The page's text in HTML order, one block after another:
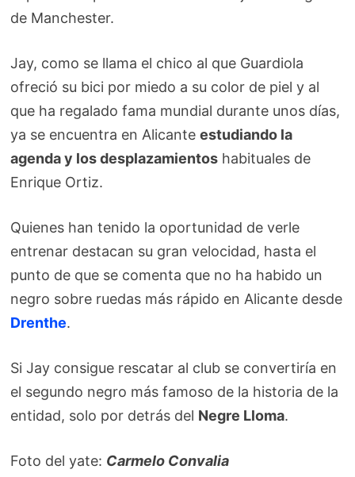
de Manchester.
Jay, como se llama el chico al que Guardiola
ofreció su bici por miedo a su color de piel y al
que ha regalado fama mundial durante unos días,
ya se encuentra en Alicanteestudiando la
agenda y los desplazamientos habituales de
Enrique Ortiz.
Quienes han tenido la oportunidad de verle
entrenar destacan su gran velocidad, hasta el
punto de que se comenta que no ha habido un
negro sobre ruedas más rápido en Alicante desde
Drenthe.
Si Jay consigue rescatar al club se convertiría en
el segundo negro más famoso de la historia de la
entidad, solo por detrás del Negre Lloma.
Foto del yate: Carmelo Convalia